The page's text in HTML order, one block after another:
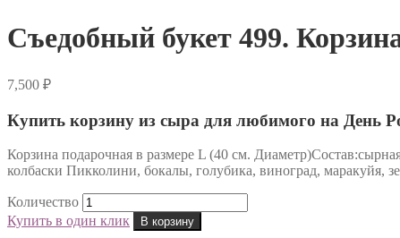
Съедобный букет 499.
7,500 ₽
Купить корзину из сыра для любимого на День
Корзина подарочная в размере L (40 см.
колбаски Пикколини, бокалы, голубика, виноград, маракуйя,
Количество
Купить в один клик
В корзину